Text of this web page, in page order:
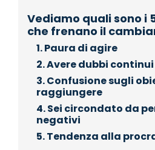
Vediamo quali sono i
che frenano il
1. Paura di agire
2. Avere dubbi
3. Confusione sugli
raggiungere
4. Sei circondato da
negativi
5. Tendenza alla